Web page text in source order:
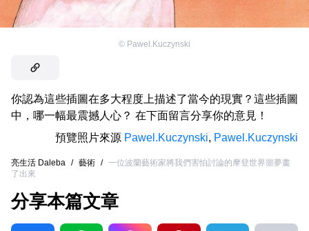
© Pawel.Kuczynski
你認為這些插圖在多大程度上描述了當今的現實？這些插圖
中，哪一幅最震撼人心？ 在下面留言分享你的意見！
預覽照片來源 Pawel.Kuczynski, Pawel.Kuczynski
亮生活 Daleba / 藝術 / 一位波蘭藝術家將我們害怕討論的摩登世界噩夢畫
了出來
分享本篇文章